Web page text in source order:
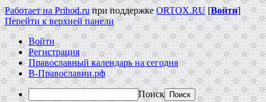
Работает на Prihod.ruпри поддержкеORTOX.RU[Войти]
Перейти к верхней панели
Войти
Регистрация
Православный календарь на сегодня
В-Православии.рф
Поиск